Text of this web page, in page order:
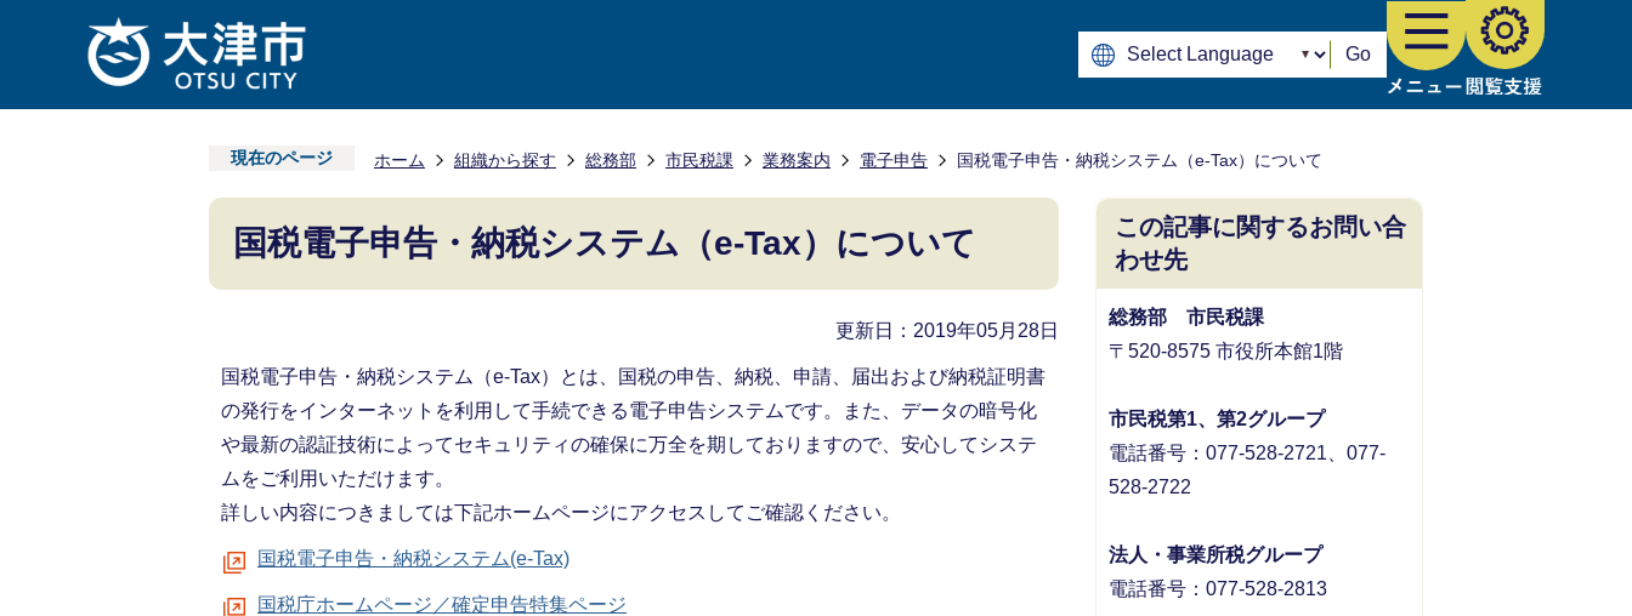
Go
現在のページ ホーム 組織から探す 総務部 市民税課 業務案内 電子申告 国税電子申告・納税システム（e-Tax）について
国税電子申告・納税システム（e-Tax）について
更新日：2019年05月28日
国税電子申告・納税システム（e-Tax）とは、国税の申告、納税、申請、届出および納税証明書
の発行をインターネットを利用して手続できる電子申告システムです。また、データの暗号化
や最新の認証技術によってセキュリティの確保に万全を期しておりますので、安心してシステ
ムをご利用いただけます。
詳しい内容につきましては下記ホームページにアクセスしてご確認ください。
国税電子申告・納税システム(e-Tax)
国税庁ホームページ／確定申告特集ページ
この記事に関するお問い合
わせ先
総務部 市民税課
〒520-8575 市役所本館1階
市民税第1、第2グループ
電話番号：077-528-2721、077-
528-2722
法人・事業所税グループ
電話番号：077-528-2813